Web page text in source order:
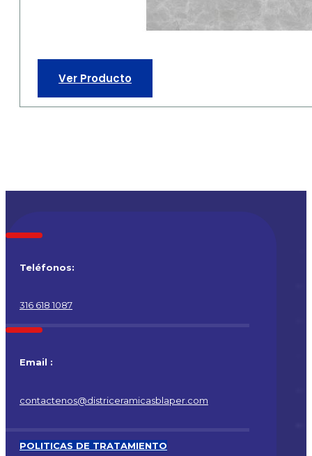
Ver Producto
Teléfonos:
316 618 1087
Email :
contactenos@districeramicasblaper.com
POLITICAS DE TRATAMIENTO